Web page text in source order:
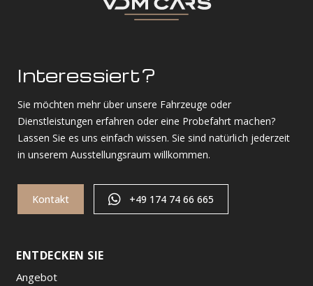
Interessiert?
Sie möchten mehr über unsere Fahrzeuge oder
Dienstleistungen erfahren oder eine Probefahrt machen?
Lassen Sie es uns einfach wissen. Sie sind natürlich jederzeit
in unserem Ausstellungsraum willkommen.
Kontakt +49 174 74 66 665
ENTDECKEN SIE
Angebot